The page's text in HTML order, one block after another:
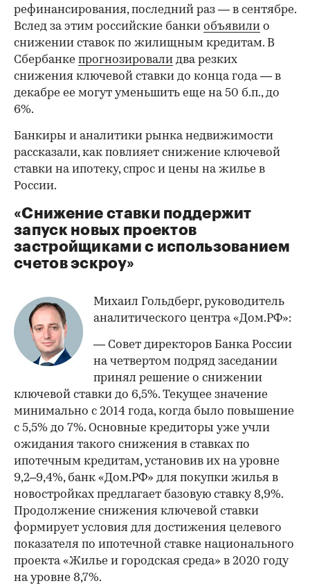
рефинансирования, последний раз — в сентябре.
Вслед за этим российские банки объявили о
снижении ставок по жилищным кредитам. В
Сбербанке прогнозировали два резких
снижения ключевой ставки до конца года — в
декабре ее могут уменьшить еще на 50 б.п., до
6%.
Банкиры и аналитики рынка недвижимости
рассказали, как повлияет снижение ключевой
ставки на ипотеку, спрос и цены на жилье в
России.
«Снижение ставки поддержит
запуск новых проектов
застройщиками с использованием
счетов эскроу»
Михаил Гольдберг, руководитель
аналитического центра «Дом.РФ»:
— Совет директоров Банка России
на четвертом подряд заседании
принял решение о снижении
ключевой ставки до 6,5%. Текущее значение
минимально с 2014 года, когда было повышение
с 5,5% до 7%. Основные кредиторы уже учли
ожидания такого снижения в ставках по
ипотечным кредитам, установив их на уровне
9,2–9,4%, банк «Дом.РФ» для покупки жилья в
новостройках предлагает базовую ставку 8,9%.
Продолжение снижения ключевой ставки
формирует условия для достижения целевого
показателя по ипотечной ставке национального
проекта «Жилье и городская среда» в 2020 году
на уровне 8,7%.